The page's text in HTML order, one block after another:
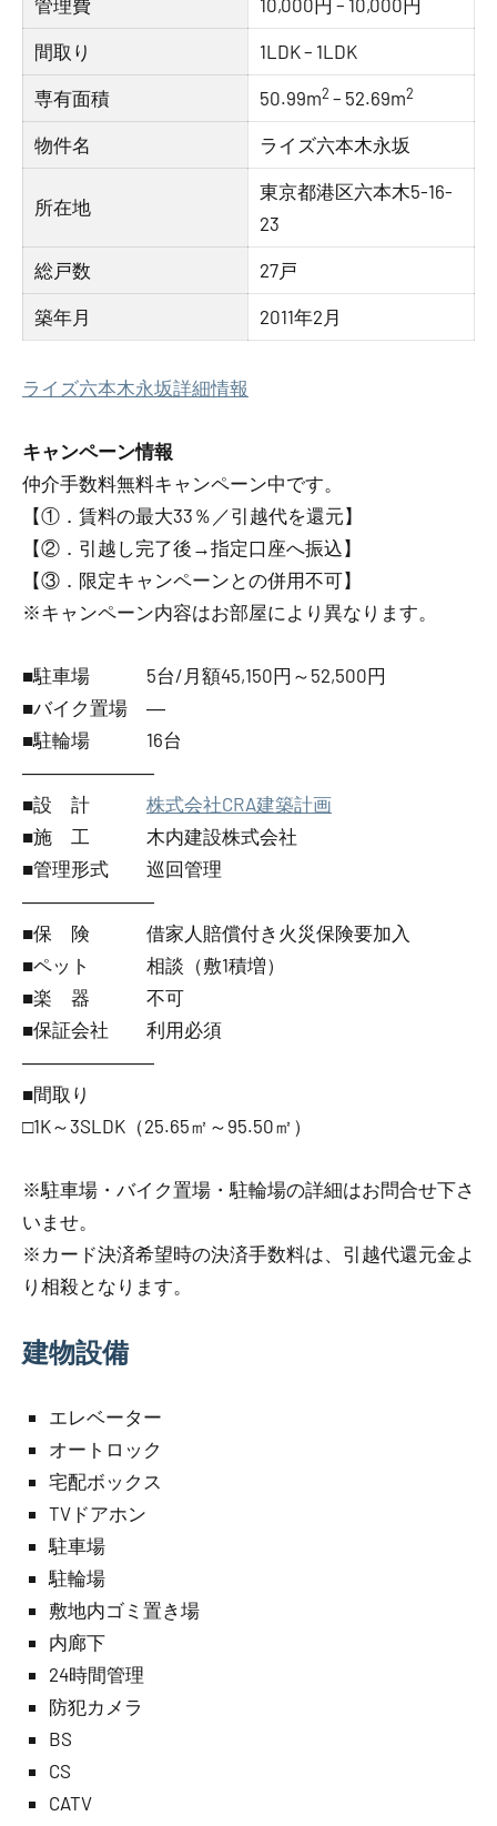
管理費 10,000円 – 10,000円
間取り 1LDK – 1LDK
専有面積 50.99m2 – 52.69m2
物件名 ライズ六本木永坂
所在地
東京都港区六本木5-16-
23
総戸数 27戸
築年月 2011年2月
ライズ六本木永坂詳細情報
キャンペーン情報
仲介手数料無料キャンペーン中です。
【①．賃料の最大33％／引越代を還元】
【②．引越し完了後→指定口座へ振込】
【③．限定キャンペーンとの併用不可】
※キャンペーン内容はお部屋により異なります。
■駐車場 5台/月額45,150円～52,500円
■バイク置場 ―
■駐輪場 16台
―――――――
■設 計 株式会社CRA建築計画
■施 工 木内建設株式会社
■管理形式 巡回管理
―――――――
■保 険 借家人賠償付き火災保険要加入
■ペット 相談（敷1積増）
■楽 器 不可
■保証会社 利用必須
―――――――
■間取り
□1K～3SLDK（25.65㎡～95.50㎡）
※駐車場・バイク置場・駐輪場の詳細はお問合せ下さ
いませ。
※カード決済希望時の決済手数料は、引越代還元金よ
り相殺となります。
建物設備
エレベーター
オートロック
宅配ボックス
TVドアホン
駐車場
駐輪場
敷地内ゴミ置き場
内廊下
24時間管理
防犯カメラ
BS
CS
CATV